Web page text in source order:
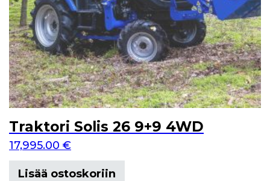
Traktori Solis 26 9+9 4WD
17,995.00 €
Lisää ostoskoriin